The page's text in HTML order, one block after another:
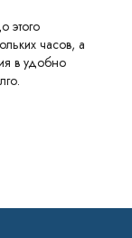
этого
часов, а
в удобно